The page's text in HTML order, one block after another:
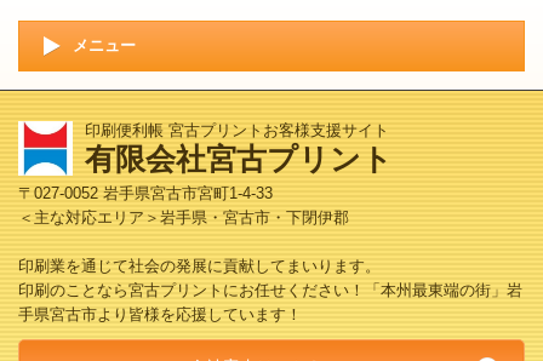
メニュー
印刷便利帳 宮古プリントお客様支援サイト
有限会社宮古プリント
〒027-0052 岩手県宮古市宮町1-4-33
＜主な対応エリア＞岩手県・宮古市・下閉伊郡
印刷業を通じて社会の発展に貢献してまいります。
印刷のことなら宮古プリントにお任せください！「本州最東端の街」岩
手県宮古市より皆様を応援しています！